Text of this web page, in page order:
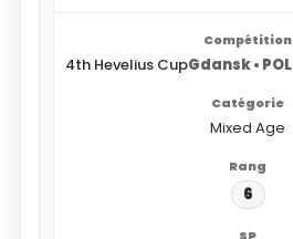
4th Hevelius CupGdansk • POL
Mixed Age
6